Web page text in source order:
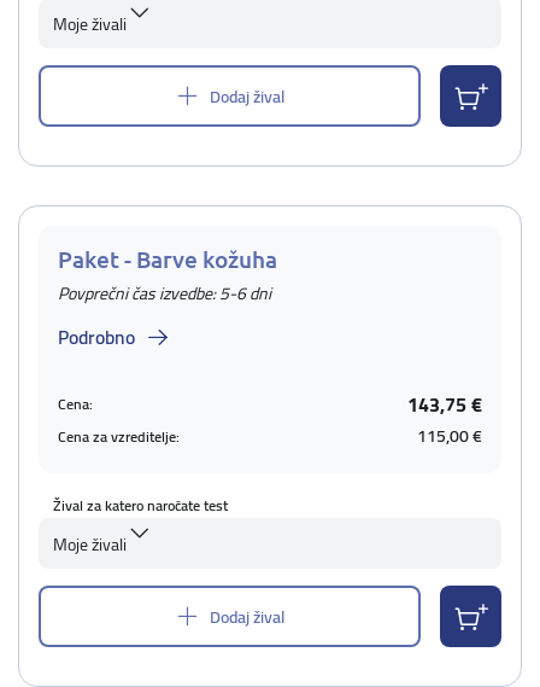
Moje živali
Dodaj žival
Paket - Barve kožuha
Povprečni čas izvedbe: 5-6 dni
Podrobno
Cena: 143,75 €
Cena za vzreditelje: 115,00 €
Žival za katero naročate test
Moje živali
Dodaj žival